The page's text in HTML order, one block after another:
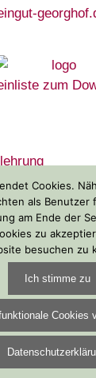
zum
|
Cookies.
als Benutzer
am Ende der
zu
besuchen zu
Ich stimme zu
Cookies